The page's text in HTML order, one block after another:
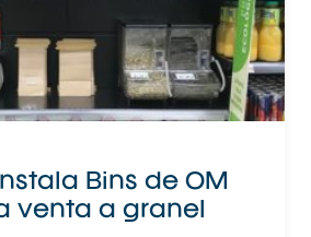
Bins de OM
venta a granel